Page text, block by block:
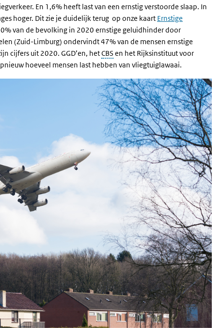
En 1,6% heeft last van een ernstig verstoorde slaap. In
hoger. Dit zie je duidelijk terug op onze kaart Ernstige
van de bevolking in 2020 ernstige geluidhinder door
(Zuid-Limburg) ondervindt 47% van de mensen ernstige
cijfers uit 2020. GGD’en, hetCBS en het Rijksinstituut voor
hoeveel mensen last hebben van vliegtuiglawaai.